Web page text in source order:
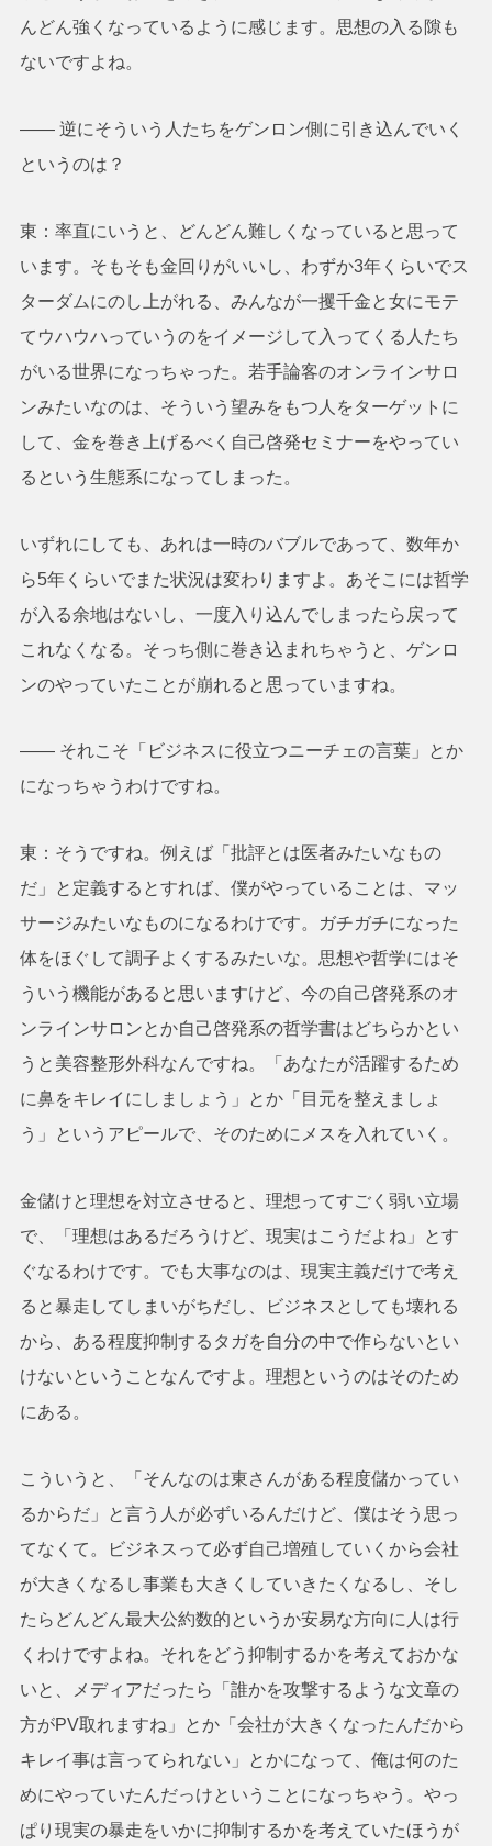
んどん強くなっているように感じます。思想の入る隙も
ないですよね。
―― 逆にそういう人たちをゲンロン側に引き込んでいく
というのは？
東：率直にいうと、どんどん難しくなっていると思って
います。そもそも金回りがいいし、わずか3年くらいでス
ターダムにのし上がれる、みんなが一攫千金と女にモテ
てウハウハっていうのをイメージして入ってくる人たち
がいる世界になっちゃった。若手論客のオンラインサロ
ンみたいなのは、そういう望みをもつ人をターゲットに
して、金を巻き上げるべく自己啓発セミナーをやってい
るという生態系になってしまった。
いずれにしても、あれは一時のバブルであって、数年か
ら5年くらいでまた状況は変わりますよ。あそこには哲学
が入る余地はないし、一度入り込んでしまったら戻って
これなくなる。そっち側に巻き込まれちゃうと、ゲンロ
ンのやっていたことが崩れると思っていますね。
―― それこそ「ビジネスに役立つニーチェの言葉」とか
になっちゃうわけですね。
東：そうですね。例えば「批評とは医者みたいなもの
だ」と定義するとすれば、僕がやっていることは、マッ
サージみたいなものになるわけです。ガチガチになった
体をほぐして調子よくするみたいな。思想や哲学にはそ
ういう機能があると思いますけど、今の自己啓発系のオ
ンラインサロンとか自己啓発系の哲学書はどちらかとい
うと美容整形外科なんですね。「あなたが活躍するため
に鼻をキレイにしましょう」とか「目元を整えましょ
う」というアピールで、そのためにメスを入れていく。
金儲けと理想を対立させると、理想ってすごく弱い立場
で、「理想はあるだろうけど、現実はこうだよね」とす
ぐなるわけです。でも大事なのは、現実主義だけで考え
ると暴走してしまいがちだし、ビジネスとしても壊れる
から、ある程度抑制するタガを自分の中で作らないとい
けないということなんですよ。理想というのはそのため
にある。
こういうと、「そんなのは東さんがある程度儲かってい
るからだ」と言う人が必ずいるんだけど、僕はそう思っ
てなくて。ビジネスって必ず自己増殖していくから会社
が大きくなるし事業も大きくしていきたくなるし、そし
たらどんどん最大公約数的というか安易な方向に人は行
くわけですよね。それをどう抑制するかを考えておかな
いと、メディアだったら「誰かを攻撃するような文章の
方がPV取れますね」とか「会社が大きくなったんだから
キレイ事は言ってられない」とかになって、俺は何のた
めにやっていたんだっけということになっちゃう。やっ
ぱり現実の暴走をいかに抑制するかを考えていたほうが